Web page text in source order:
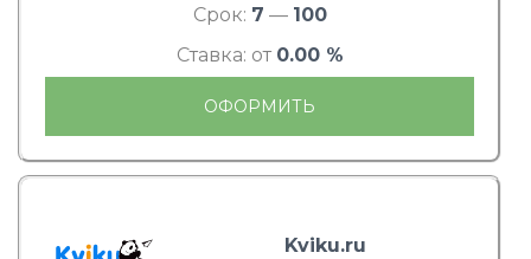
Срок: 7 — 100
Ставка: от 0.00 %
ОФОРМИТЬ
Kviku.ru